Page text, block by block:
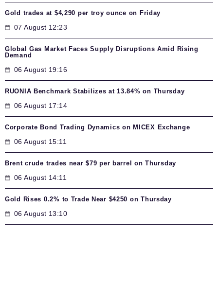
Gold trades at $4,290 per troy ounce on Friday
07 August 12:23
Global Gas Market Faces Supply Disruptions Amid Rising
Demand
06 August 19:16
RUONIA Benchmark Stabilizes at 13.84% on Thursday
06 August 17:14
Corporate Bond Trading Dynamics on MICEX Exchange
06 August 15:11
Brent crude trades near $79 per barrel on Thursday
06 August 14:11
Gold Rises 0.2% to Trade Near $4250 on Thursday
06 August 13:10